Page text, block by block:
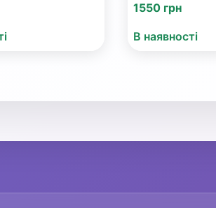
1550 грн
В наявності